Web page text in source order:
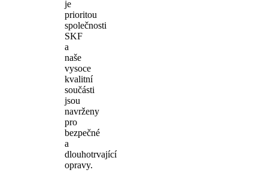
je
prioritou
společnosti
SKF
a
naše
vysoce
kvalitní
součásti
jsou
navrženy
pro
bezpečné
a
dlouhotrvající
opravy.